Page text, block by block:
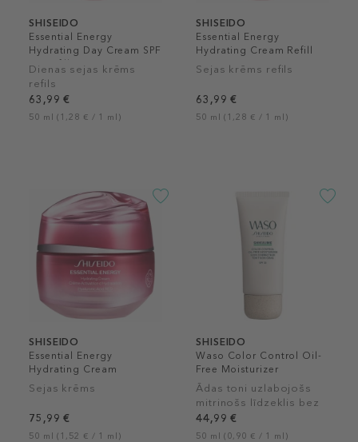
SHISEIDO
Essential Energy
Hydrating Day Cream SPF
20 Refill
Dienas sejas krēms
refils
63,99 €
50 ml (1,28 € / 1 ml)
SHISEIDO
Essential Energy
Hydrating Cream Refill
Sejas krēms refils
63,99 €
50 ml (1,28 € / 1 ml)
SHISEIDO
Essential Energy
Hydrating Cream
Sejas krēms
75,99 €
50 ml (1,52 € / 1 ml)
SHISEIDO
Waso Color Control Oil-
Free Moisturizer
Ādas toni uzlabojošs
mitrinošs līdzeklis bez
eļļas
44,99 €
50 ml (0,90 € / 1 ml)